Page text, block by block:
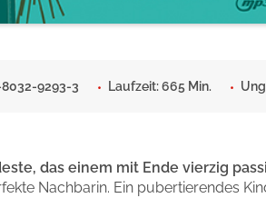
8032-9293-3 Laufzeit: 665 Min.
das einem mit Ende vierzig
Nachbarin. Ein pubertierendes